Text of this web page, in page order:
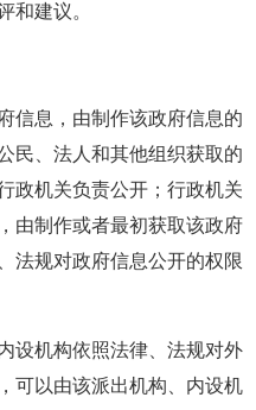
和建议。
息，由制作该政府信息的
民、法人和其他组织获取的
政机关负责公开；行政机关
由制作或者最初获取该政府
法规对政府信息公开的权限
机构依照法律、法规对外
可以由该派出机构、内设机